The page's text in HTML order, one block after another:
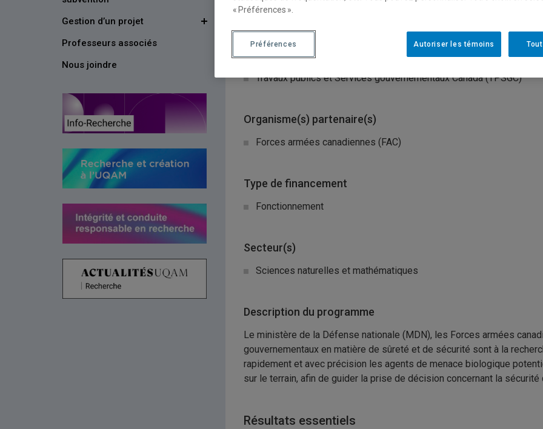
Gestion d’un projet
Professeurs associés
Nous joindre
Organisme(s) porteur(s)
Travaux publics et Services gouvernementaux Canada (TPSGC)
Organisme(s) partenaire(s)
Forces armées canadiennes (FAC)
Type de financement
Fonctionnement
Secteur(s)
Sciences naturelles et mathématiques
Description du programme
Le ministère de la Défense nationale (MDN), les Forces armées
gouvernementaux en matière de sûreté et de sécurité sont à la
rapidement et avec précision les agents de menace biologique
sur le terrain, afin de guider la prise de décision concernant la
Résultats essentiels
« Préférences ».
Autoriser les témoins
Préférences